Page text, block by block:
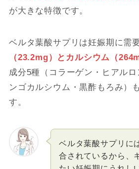
が大きな特徴です。
ベルタ葉酸サプリは妊娠期に需
（23.2mg）とカルシウム（
成分5種（コラーゲン・ヒアル
ンゴカルシウム・黒酢もろみ）
す。
ベルタ葉酸サプリに
合されているから、